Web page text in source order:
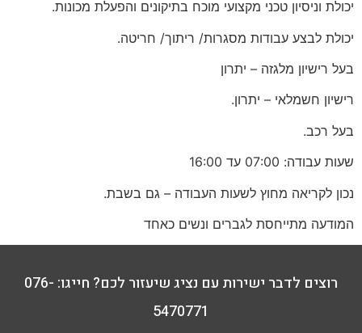
יכולת וניסיון טכני מקצועי מוכח בתיקונים והפעלת מכונות.
יכולת לבצע עבודות מסגרות/ ריתוך/ חריטה.
בעל רישיון מלגזה – יתרון
רישיון חשמלאי – יתרון.
בעל רכב.
שעות עבודה: 07:00 עד 16:00
נכון לקריאה מחוץ לשעות העבודה – גם בשבת.
המודעה מתייחסת לגברים ונשים כאחד
רוצים לדבר ישירות עם נציג שיעזור לכם? חייגו: 076-
5470771